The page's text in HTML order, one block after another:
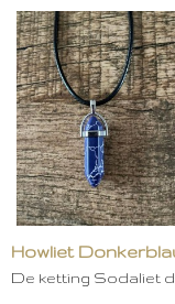
Howliet
De ketting Sodaliet